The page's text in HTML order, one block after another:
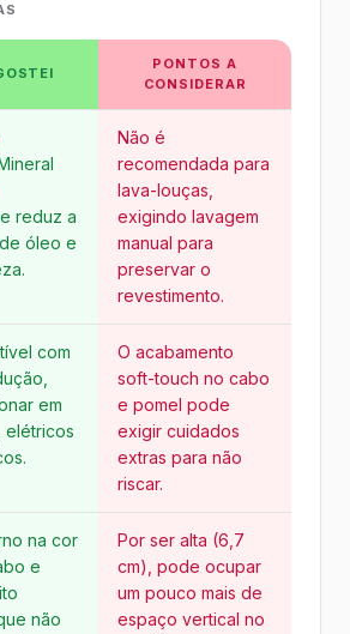
PONTOS A
CONSIDERAR
reduz a
óleo e
Não é
recomendada para
lava-louças,
exigindo lavagem
manual para
preservar o
revestimento.
com
em
elétricos
O acabamento
soft-touch no cabo
e pomel pode
exigir cuidados
extras para não
riscar.
na cor
e
não
Por ser alta (6,7
cm), pode ocupar
um pouco mais de
espaço vertical no